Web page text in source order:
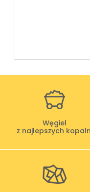
Węgiel
z najlepszych